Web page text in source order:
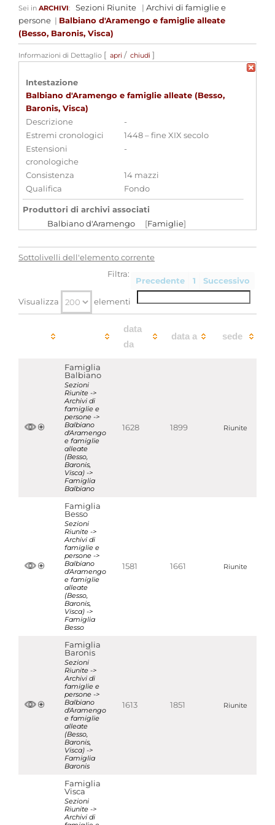
Sei in ARCHIVI: Sezioni Riunite | Archivi di famiglie e
persone | Balbiano d'Aramengo e famiglie alleate
(Besso, Baronis, Visca)
Informazioni di Dettaglio [ apri / chiudi ]
Intestazione
Balbiano d'Aramengo e famiglie alleate (Besso,
Baronis, Visca)
Descrizione
-
Estremi cronologici
1448 – fine XIX secolo
Estensioni
cronologiche
-
Consistenza
14 mazzi
Qualifica
Fondo
Produttori di archivi associati
Balbiano d'Aramengo [Famiglie]
Besso[Famiglie]
Visca[Famiglie]
Strumenti di ricerca associati
Baronis, Visca)
Tipo di archivio
Archivi di famiglia o persona
Temi
Storia di famiglia, Genealogia e Biografie
Parole chiave
Genealogia
Visualizza tutte le unità archivistiche
Sottolivelli dell'elemento corrente
Precedente 1 Successivo
Visualizza elementi
Filtra:
data
da
data a sede
Famiglia
Balbiano
Sezioni
Riunite ->
Archivi di
famiglie e
persone ->
Balbiano
d'Aramengo
e famiglie
alleate
(Besso,
Baronis,
Visca) ->
Famiglia
Balbiano
1628 1899 Riunite
Famiglia
Besso
Sezioni
Riunite ->
Archivi di
famiglie e
persone ->
Balbiano
d'Aramengo
e famiglie
alleate
(Besso,
Baronis,
Visca) ->
Famiglia
Besso
1581 1661 Riunite
Famiglia
Baronis
Sezioni
Riunite ->
Archivi di
famiglie e
persone ->
Balbiano
d'Aramengo
e famiglie
alleate
(Besso,
Baronis,
Visca) ->
Famiglia
Baronis
1613 1851 Riunite
Famiglia
Visca
Sezioni
Riunite ->
Archivi di